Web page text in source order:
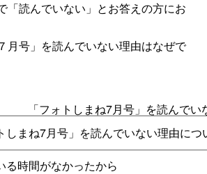
「読んでいない」とお答えの方にお
月号」を読んでいない理由はなぜで
「フォトしまね7月号」を読んで
しまね7月号」を読んでいない理由につ
る時間がなかったから